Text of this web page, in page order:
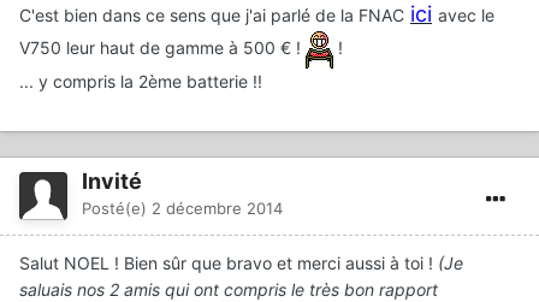
C'est bien dans ce sens que j'ai parlé de la FNAC ici avec le
V750 leur haut de gamme à 500 € !
!
... y compris la 2ème batterie !!
Invité
Posté(e) 2 décembre 2014
Salut NOEL ! Bien sûr que bravo et merci aussi à toi ! (Je
saluais nos 2 amis qui ont compris le très bon rapport